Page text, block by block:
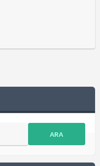
ARA